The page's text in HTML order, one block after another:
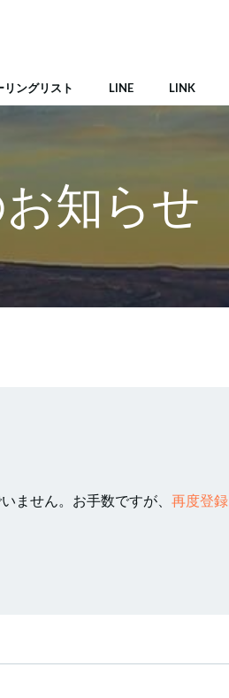
リングリスト LINE LINK
知らせ
ません。お手数ですが、 再度登録